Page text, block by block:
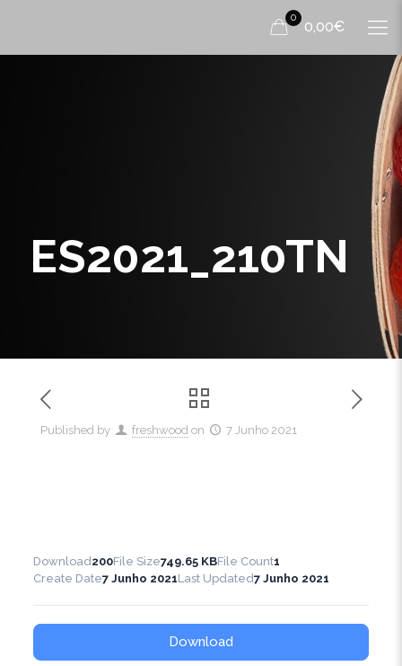
0
0,00€
ES2021_210TN
Published by freshwood on 7 Junho 2021
Download200File Size749.65 KBFile Count1
Create Date7 Junho 2021Last Updated7 Junho 2021
Download